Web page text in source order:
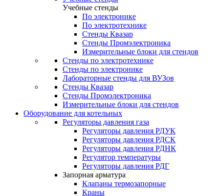
Учебные стенды
По электронике
По электротехнике
Стенды Квазар
Стенды Промэлектроника
Измерительные блоки для стендов
Стенды по электротехнике
Стенды по электронике
Лабораторные стенды для ВУЗов
Стенды Квазар
Стенды Промэлектроника
Измерительные блоки для стендов
Оборудование для котельных
Регуляторы давления газа
Регуляторы давления РДУК
Регуляторы давления РДСК
Регуляторы давления РДНК
Регулятор температуры
Регуляторы давления РДГ
Запорная арматура
Клапаны термозапорные
Краны